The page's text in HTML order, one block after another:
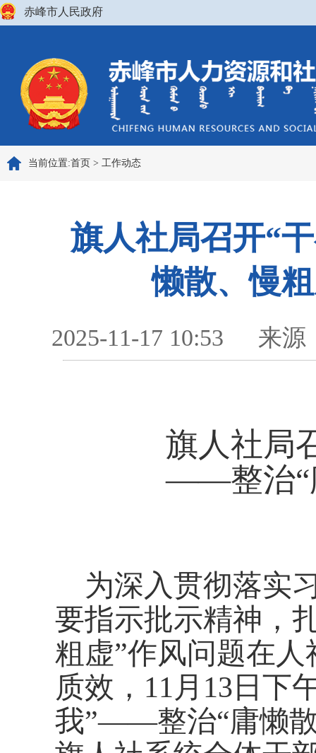
赤峰市人民政府
当前位置:首页 > 工作动态
旗人社局召开“
懒散、慢
2025-11-17 10:53 来源
旗人社局
——整治“
为深入贯彻落实
要指示批示精神，
粗虚”作风问题在
质效，11月13日下
我”——整治“庸懒